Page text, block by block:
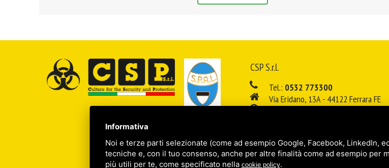
CSP S.r.l.
Tel.: 0532 773300
Via Eridano, 13A - 44122 Ferrara FE
Sitemap/ Privacy policy/Legal
Informativa
Noi e terze parti selezionate (come ad esempio Google, Facebook, LinkedIn,
tecniche e, con il tuo consenso, anche per altre finalità come ad esempio per
più utili per te, come specificato nella cookie policy.